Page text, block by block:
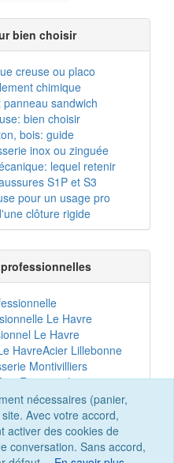
nécessaires (panier,
Avec votre accord,
activer des cookies de
conversation. Sans accord,
bien choisir
creuse ou placo
chimique
sandwich
bien choisir
bois: guide
inox ou zinguée
lequel retenir
S1P et S3
pour un usage pro
clôture rigide
Le Havre
Le Havre
HavreAcier Lillebonne
Montivilliers
Fixation chantier
maintenance
Tôles et bardage
Clôtures Le Havre